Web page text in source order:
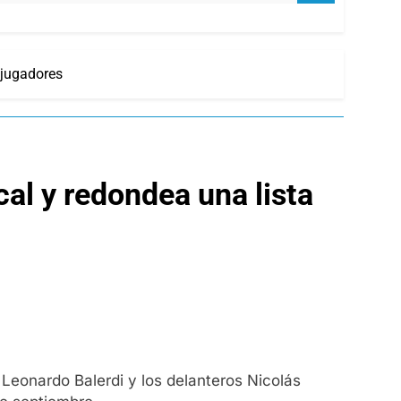
y redondea una lista
Balerdi y los delanteros Nicolás